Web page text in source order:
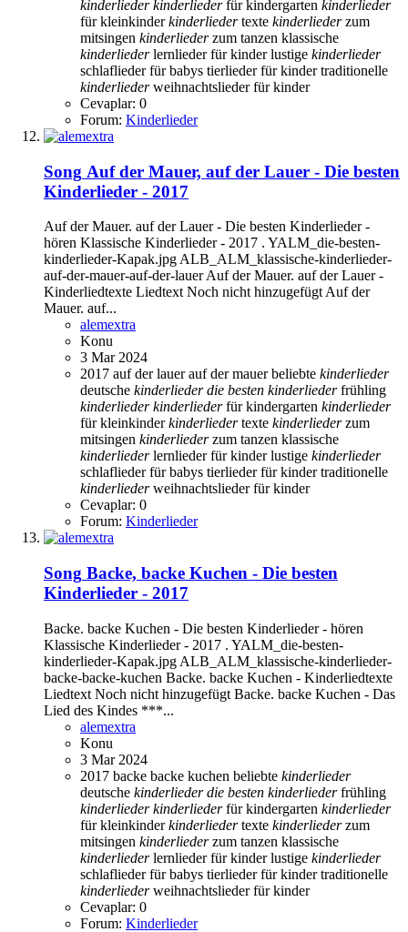
kinderlieder kinderliederfür kindergarten kinderlieder
für kleinkinderkinderliedertexte kinderliederzum
mitsingen kinderliederzum tanzen klassische
kinderlieder lernlieder für kinderlustige kinderlieder
schlaflieder für babys tierlieder für kindertraditionelle
kinderlieder weihnachtslieder für kinder
Cevaplar: 0
Forum: Kinderlieder
Song Auf der Mauer, auf der Lauer - Die besten
Kinderlieder - 2017
Auf der Mauer. auf der Lauer - Die besten Kinderlieder -
hören Klassische Kinderlieder - 2017 . YALM_die-besten-
kinderlieder-Kapak.jpg ALB_ALM_klassische-kinderlieder-
auf-der-mauer-auf-der-lauer Auf der Mauer. auf der Lauer -
Kinderliedtexte Liedtext Noch nicht hinzugefügt Auf der
Mauer. auf...
alemextra
Konu
3 Mar 2024
2017 auf der lauerauf der mauerbeliebte kinderlieder
deutsche kinderlieder die besten kinderlieder frühling
kinderlieder kinderliederfür kindergarten kinderlieder
für kleinkinderkinderliedertexte kinderliederzum
mitsingen kinderliederzum tanzen klassische
kinderlieder lernlieder für kinderlustige kinderlieder
schlaflieder für babys tierlieder für kindertraditionelle
kinderlieder weihnachtslieder für kinder
Cevaplar: 0
Forum: Kinderlieder
Song Backe, backe Kuchen - Die besten
Kinderlieder - 2017
Backe. backe Kuchen - Die besten Kinderlieder - hören
Klassische Kinderlieder - 2017 . YALM_die-besten-
kinderlieder-Kapak.jpg ALB_ALM_klassische-kinderlieder-
backe-backe-kuchen Backe. backe Kuchen - Kinderliedtexte
Liedtext Noch nicht hinzugefügt Backe. backe Kuchen - Das
Lied des Kindes ***...
alemextra
Konu
3 Mar 2024
2017 backe backe kuchen beliebte kinderlieder
deutsche kinderlieder die besten kinderlieder frühling
kinderlieder kinderliederfür kindergarten kinderlieder
für kleinkinderkinderliedertexte kinderliederzum
mitsingen kinderliederzum tanzen klassische
kinderlieder lernlieder für kinderlustige kinderlieder
schlaflieder für babys tierlieder für kindertraditionelle
kinderlieder weihnachtslieder für kinder
Cevaplar: 0
Forum: Kinderlieder